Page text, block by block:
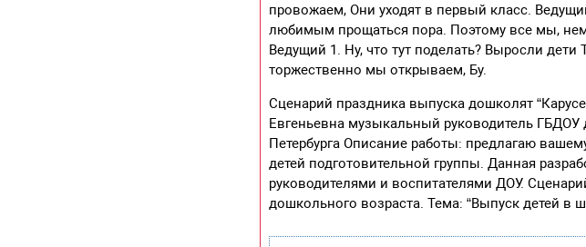
провожаем, Они уходят в первый класс.
любимым прощаться пора. Поэтому все мы,
Ведущий 1. Ну, что тут поделать? Выросли
торжественно мы открываем, Бу.
Сценарий праздника выпуска дошколят
Евгеньевна музыкальный руководитель ГБДОУ
Петербурга Описание работы: предлагаю
детей подготовительной группы. Данная
руководителями и воспитателями ДОУ.
дошкольного возраста. Тема: “Выпуск детей в